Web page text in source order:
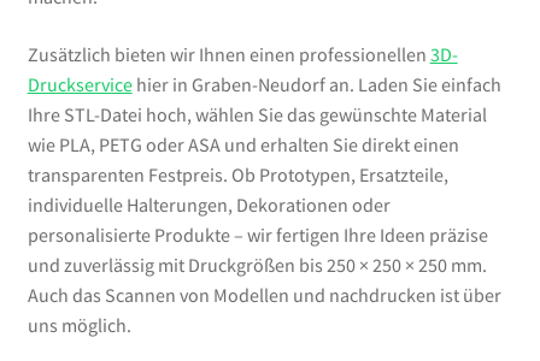
Zusätzlich bieten wir Ihnen einen professionellen 3D-
Druckservicehier in Graben-Neudorf an. Laden Sie einfach
Ihre STL-Datei hoch, wählen Sie das gewünschte Material
wie PLA, PETG oder ASA und erhalten Sie direkt einen
transparenten Festpreis. Ob Prototypen, Ersatzteile,
individuelle Halterungen, Dekorationen oder
personalisierte Produkte – wir fertigen Ihre Ideen präzise
und zuverlässig mit Druckgrößen bis 250 × 250 × 250 mm.
Auch das Scannen von Modellen und nachdrucken ist über
uns möglich.